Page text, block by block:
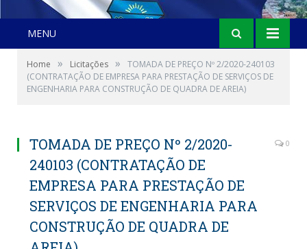
MENU
Home » Licitações »
TOMADA DE PREÇO Nº 2/2020-240103
(CONTRATAÇÃO DE EMPRESA PARA PRESTAÇÃO DE SERVIÇOS DE
ENGENHARIA PARA CONSTRUÇÃO DE QUADRA DE AREIA)
TOMADA DE PREÇO Nº 2/2020-
240103 (CONTRATAÇÃO DE
EMPRESA PARA PRESTAÇÃO DE
SERVIÇOS DE ENGENHARIA PARA
CONSTRUÇÃO DE QUADRA DE
0